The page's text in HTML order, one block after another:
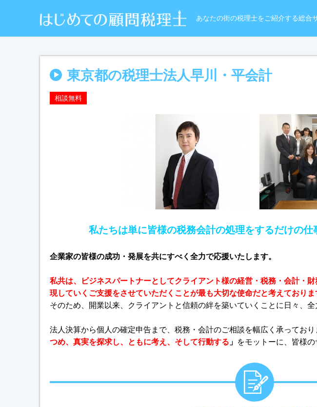
あなたの街の税理士をご紹介する総合
東京都の税理士法人早川・平会計
相談無料
私たちは単に皆様の税務会計の処理をするだけの仕
企業家の皆様の成功・発展を共にすべく全力で応援いたします。
私共は、ビジネスパートナーとしてクライアント様の経営・税務・会計・
現していくご支援をさせていただくことが最も大切な使命だと考えておりま
そのため、開業以来、クライアントと信頼の絆を築いていくことに日々、全
法人決算から個人の確定申告まで、税務・会計のご相談を幅広く承っており
つめ、真実を探求し、ともに考え、そして行動する 」 をモットーに、皆様の